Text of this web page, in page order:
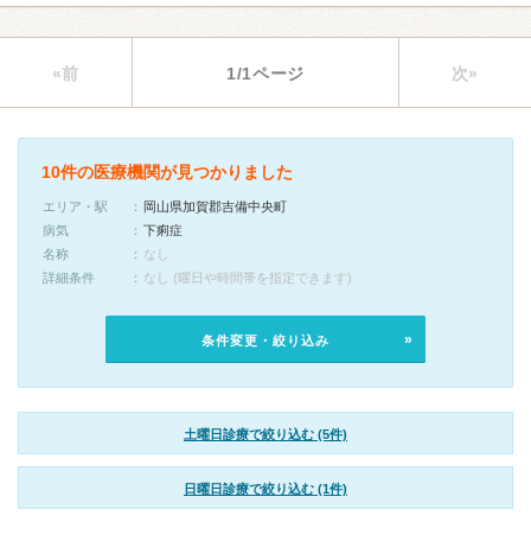
«前 1/1ページ 次»
10件の医療機関が見つかりました
エリア・駅
岡山県加賀郡吉備中央町
病気
下痢症
名称
なし
詳細条件
なし (曜日や時間帯を指定できます)
条件変更・絞り込み
土曜日診療で絞り込む (5件)
日曜日診療で絞り込む (1件)